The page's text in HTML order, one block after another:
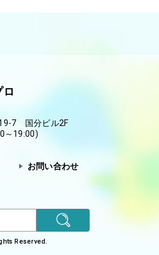
MATE』にて、 ポール役を
当いたしました。
2025年5月28日（水）発売！
は魔法乙女リリース10周年記
に 大田敦子(【力精霊】コロナ
す。 当日はMCもさせて頂きま
第3クール
章」
小林裕介
ロ
7 国分ビル2F
～19:00)
お問い合わせ
Reserved.